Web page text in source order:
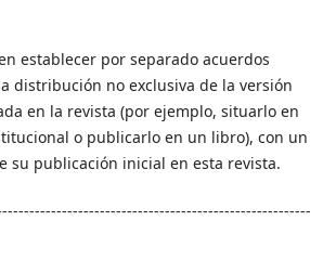
establecer por separado acuerdos
distribución no exclusiva de la versión
en la revista (por ejemplo, situarlo en
o publicarlo en un libro), con un
su publicación inicial en esta revista.